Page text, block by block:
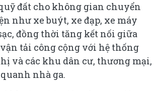
đất cho không gian chuyển
như xe buýt, xe đạp, xe máy
đồng thời tăng kết nối giữa
tải công cộng với hệ thống
và các khu dân cư, thương mại,
nhà ga.